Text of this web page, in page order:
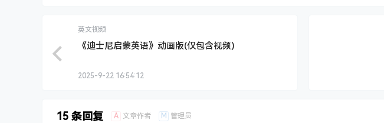
英文视频
《迪士尼启蒙英语》动画版(仅包含视频)
2025-9-22 16:54:12
15 条回复 A 文章作者 M 管理员